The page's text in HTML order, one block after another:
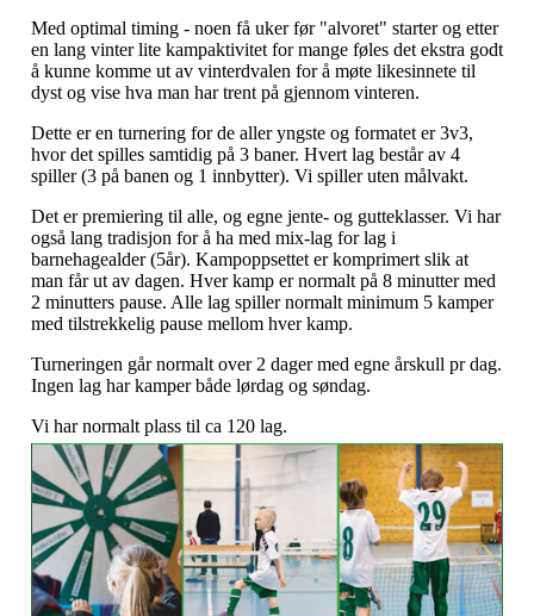
Med optimal timing - noen få uker før "alvoret" starter og etter
en lang vinter lite kampaktivitet for mange føles det ekstra godt
å kunne komme ut av vinterdvalen for å møte likesinnete til
dyst og vise hva man har trent på gjennom vinteren.
Dette er en turnering for de aller yngste og formatet er 3v3,
hvor det spilles samtidig på 3 baner. Hvert lag består av 4
spiller (3 på banen og 1 innbytter). Vi spiller uten målvakt.
Det er premiering til alle, og egne jente- og gutteklasser. Vi har
også lang tradisjon for å ha med mix-lag for lag i
barnehagealder (5år). Kampoppsettet er komprimert slik at
man får ut av dagen. Hver kamp er normalt på 8 minutter med
2 minutters pause. Alle lag spiller normalt minimum 5 kamper
med tilstrekkelig pause mellom hver kamp.
Turneringen går normalt over 2 dager med egne årskull pr dag.
Ingen lag har kamper både lørdag og søndag.
Vi har normalt plass til ca 120 lag.